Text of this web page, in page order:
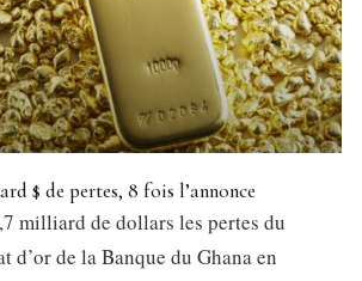
$ de pertes, 8 fois l’annonce
milliard de dollars les pertes du
d’or de la Banque du Ghana en